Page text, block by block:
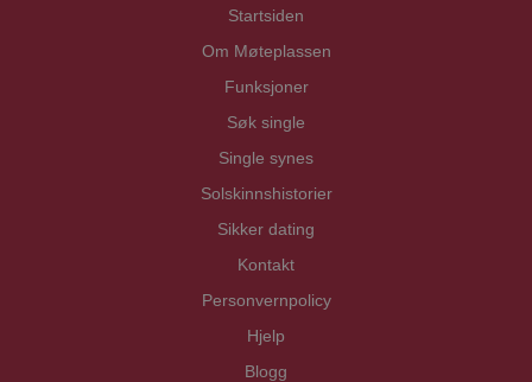
Startsiden
Om Møteplassen
Funksjoner
Søk single
Single synes
Solskinnshistorier
Sikker dating
Kontakt
Personvernpolicy
Hjelp
Blogg